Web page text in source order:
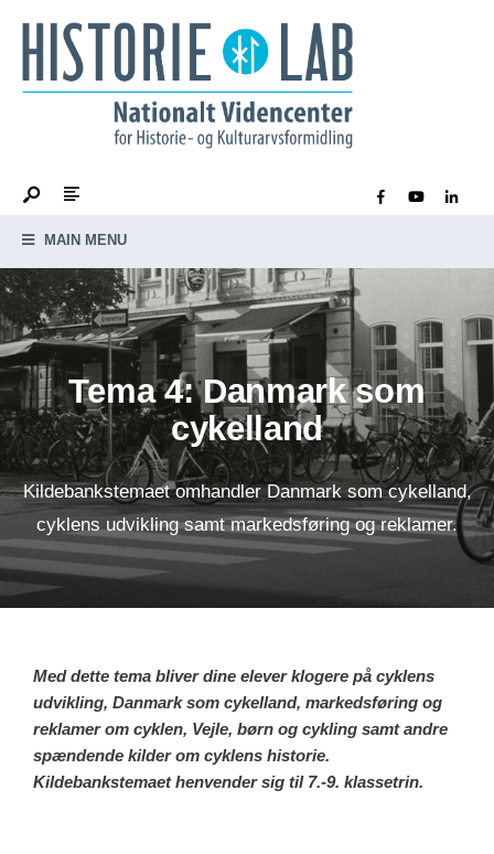
MAIN MENU
Tema 4: Danmark som
cykelland
Kildebankstemaet omhandler Danmark som cykelland,
cyklens udvikling samt markedsføring og reklamer.
Med dette tema bliver dine elever klogere på cyklens
udvikling, Danmark som cykelland, markedsføring og
reklamer om cyklen, Vejle, børn og cykling samt andre
spændende kilder om cyklens historie.
Kildebankstemaet henvender sig til 7.-9. klassetrin.